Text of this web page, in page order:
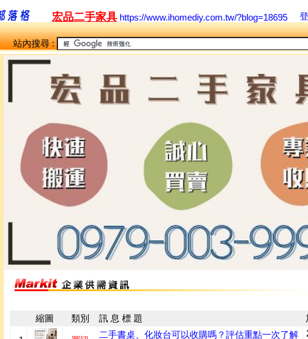
宏品二手家具 https://www.ihomediy.com.tw/?blog=18695
站內搜尋 :
縮圖 類別 訊 息 標 題
二手書桌、化妝台可以收購嗎？評估重點一次了解